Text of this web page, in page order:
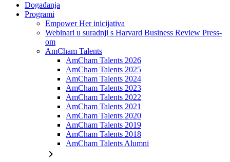
Događanja
Programi
Empower Her inicijativa
Webinari u suradnji s Harvard Business Review Press-
om
AmCham Talents
AmCham Talents 2026
AmCham Talents 2025
AmCham Talents 2024
AmCham Talents 2023
AmCham Talents 2022
AmCham Talents 2021
AmCham Talents 2020
AmCham Talents 2019
AmCham Talents 2018
AmCham Talents Alumni
chevron_right